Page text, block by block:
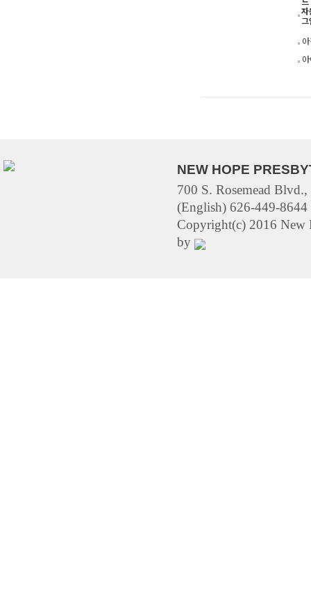
자
NEW HOPE
700 S. Rosemead
(English) 626-449-
Copyright(c) 2016 New
by